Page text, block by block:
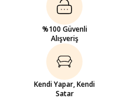
%100 Güvenli
Alışveriş
Kendi Yapar, Kendi
Satar